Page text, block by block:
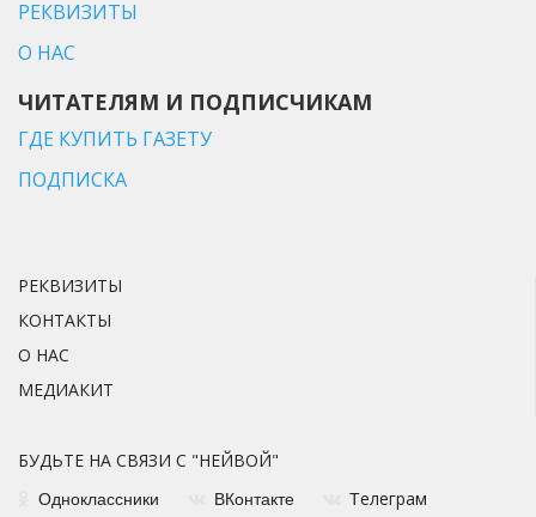
РЕКВИЗИТЫ
О НАС
ЧИТАТЕЛЯМ И ПОДПИСЧИКАМ
ГДЕ КУПИТЬ ГАЗЕТУ
ПОДПИСКА
РЕКВИЗИТЫ
КОНТАКТЫ
О НАС
МЕДИАКИТ
БУДЬТЕ НА СВЯЗИ С "НЕЙВОЙ"
Одноклассники ВКонтакте Телеграм